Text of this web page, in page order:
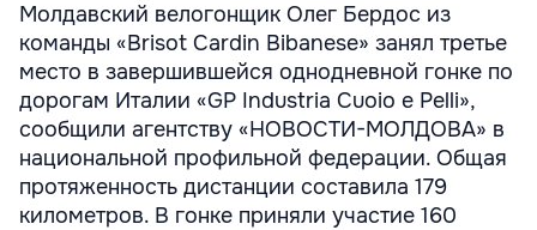
Молдавский велогонщик Олег Бердос из
команды «Brisot Cardin Bibanese» занял третье
место в завершившейся однодневной гонке по
дорогам Италии «GP Industria Cuoio e Pelli»,
сообщили агентству «НОВОСТИ-МОЛДОВА» в
национальной профильной федерации. Общая
протяженность дистанции составила 179
километров. В гонке приняли участие 160